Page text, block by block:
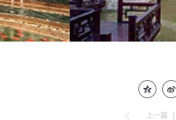
上一篇